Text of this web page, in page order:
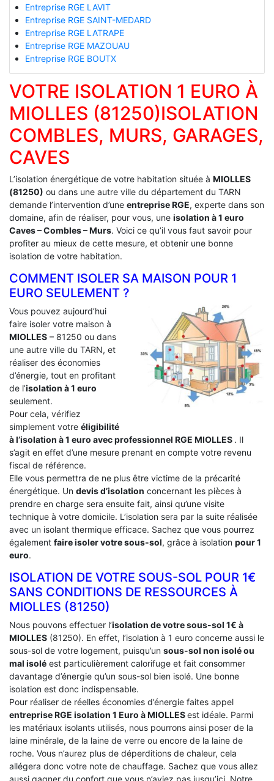
Entreprise RGE LAVIT
Entreprise RGE SAINT-MEDARD
Entreprise RGE LATRAPE
Entreprise RGE MAZOUAU
Entreprise RGE BOUTX
VOTRE ISOLATION 1 EURO À
MIOLLES (81250)ISOLATION
COMBLES, MURS, GARAGES,
CAVES
L’isolation énergétique de votre habitation située à MIOLLES
(81250) ou dans une autre ville du département du TARN
demande l’intervention d’une entreprise RGE, experte dans son
domaine, afin de réaliser, pour vous, une isolation à 1 euro
Caves – Combles – Murs. Voici ce qu’il vous faut savoir pour
profiter au mieux de cette mesure, et obtenir une bonne
isolation de votre habitation.
COMMENT ISOLER SA MAISON POUR 1
EURO SEULEMENT ?
Vous pouvez aujourd’hui
faire isoler votre maison à
MIOLLES – 81250 ou dans
une autre ville du TARN, et
réaliser des économies
d’énergie, tout en profitant
de l’isolation à 1 euro
seulement.
Pour cela, vérifiez
simplement votre éligibilité
à l’isolation à 1 euro avec professionnel RGE MIOLLES . Il
s’agit en effet d’une mesure prenant en compte votre revenu
fiscal de référence.
Elle vous permettra de ne plus être victime de la précarité
énergétique. Un devis d’isolation concernant les pièces à
prendre en charge sera ensuite fait, ainsi qu’une visite
technique à votre domicile. L’isolation sera par la suite réalisée
avec un isolant thermique efficace. Sachez que vous pourrez
également faire isoler votre sous-sol, grâce à isolation pour 1
euro.
ISOLATION DE VOTRE SOUS-SOL POUR 1€
SANS CONDITIONS DE RESSOURCES À
‎MIOLLES (81250)
Nous pouvons effectuer l’isolation de votre sous-sol 1€ à
MIOLLES (81250). En effet, l’isolation à 1 euro concerne aussi le
sous-sol de votre logement, puisqu’un sous-sol non isolé ou
mal isolé est particulièrement calorifuge et fait consommer
davantage d’énergie qu’un sous-sol bien isolé. Une bonne
isolation est donc indispensable.
Pour réaliser de réelles économies d’énergie faites appel
entreprise RGE isolation 1 Euro à MIOLLESest idéale. Parmi
les matériaux isolants utilisés, nous pourrons ainsi poser de la
laine minérale, de la laine de verre ou encore de la laine de
roche. Vous n’aurez plus de déperditions de chaleur, cela
allégera donc votre note de chauffage. Sachez que vous allez
aussi gagner du confort que vous n’aviez pas jusqu’ici. Notre